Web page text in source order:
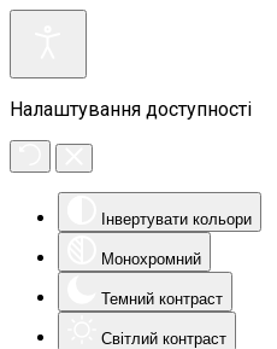
Налаштування доступності
Інвертувати кольори
Монохромний
Темний контраст
Світлий контраст